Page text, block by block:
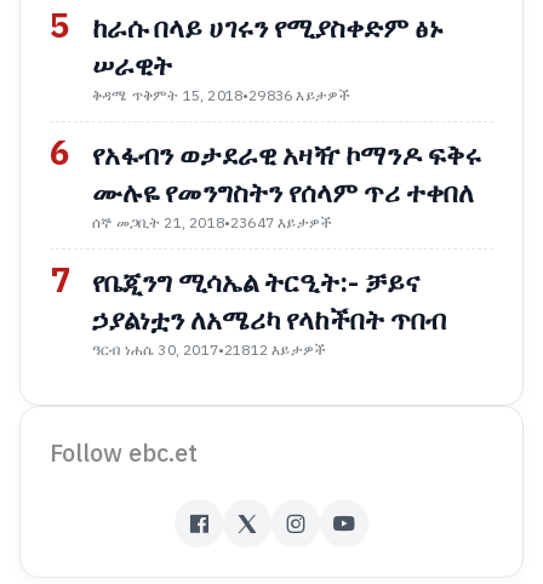
5
ከራሱ በላይ ሀገሩን የሚያስቀድም ፅኑ
ሠራዊት
ቅዳሜ ጥቅምት 15, 2018•29836 እይታዎች
6
የአፋብን ወታደራዊ አዛዥ ኮማንዶ ፍቅሩ
ሙሉዬ የመንግስትን የሰላም ጥሪ ተቀበለ
ሰኞ መጋቢት 21, 2018•23647 እይታዎች
7
የቤጂንግ ሚሳኤል ትርዒት:- ቻይና
ኃያልነቷን ለአሜሪካ የላከችበት ጥበብ
ዓርብ ነሐሴ 30, 2017•21812 እይታዎች
Follow ebc.et